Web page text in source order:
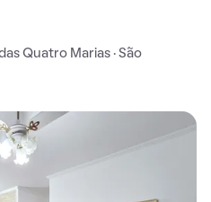
Quatro Marias · São